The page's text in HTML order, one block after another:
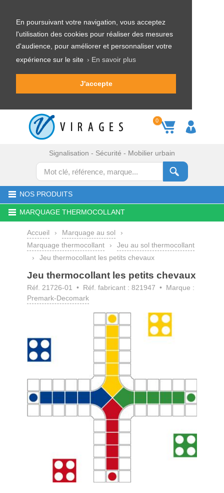
En poursuivant votre navigation, vous acceptez
l'utilisation des cookies pour réaliser des mesures
d'audience, pour améliorer et personnaliser votre
expérience sur le site › En savoir plus
J'accepte
0
Signalisation - Sécurité - Mobilier urbain
NOS PRODUITS
MARQUAGE THERMOCOLLANT
Accueil › Marquage au sol
›
Marquage thermocollant
›
Jeu au sol thermocollant
›
Jeu thermocollant les petits chevaux
Jeu thermocollant les petits chevaux
Réf. 21726-01
• Réf. fabricant : 821947 • Marque :
Premark-Decomark